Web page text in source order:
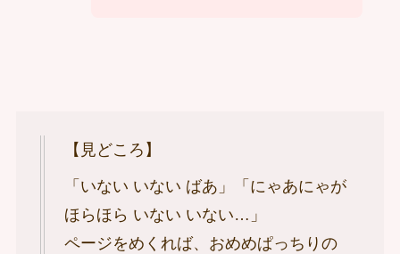
【見どころ】
「いない いない ばあ」「にゃあにゃが
ほらほら いない いない…」
ページをめくれば、おめめぱっちりの